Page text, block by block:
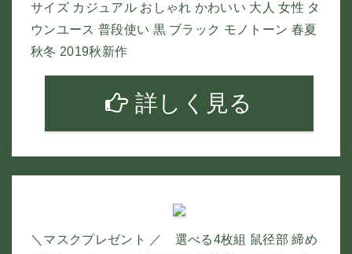
サイズ カジュアル おしゃれ かわいい 大人 女性 タ
ウンユース 普段使い 黒 ブラック モノトーン 春夏
秋冬 2019秋新作
詳しく見る
＼マスクプレゼント ／ 選べる4枚組 鼠径部 締め